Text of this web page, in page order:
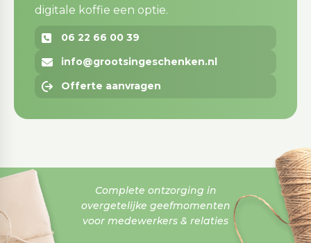
digitale koffie een optie.
06 22 66 00 39
info@grootsingeschenken.nl
Offerte aanvragen
Complete ontzorging in
overgetelijke geefmomenten
voor medewerkers & relaties